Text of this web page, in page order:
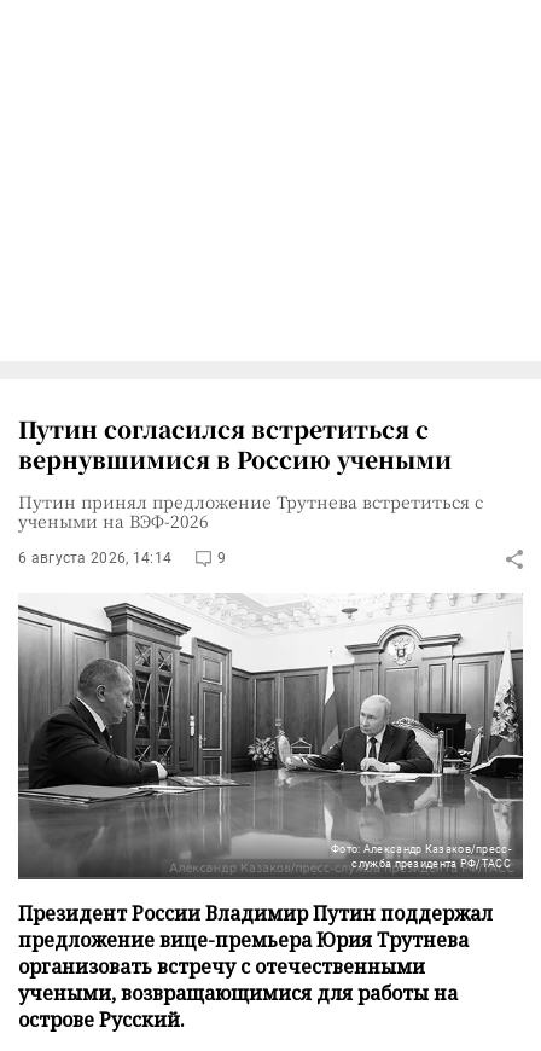
Путин согласился встретиться с
вернувшимися в Россию учеными
Путин принял предложение Трутнева встретиться с
учеными на ВЭФ-2026
6 августа 2026, 14:14 9
Фото: Александр Казаков/пресс-
служба президента РФ/ТАСС
Президент России Владимир Путин поддержал
предложение вице-премьера Юрия Трутнева
организовать встречу с отечественными
учеными, возвращающимися для работы на
острове Русский.